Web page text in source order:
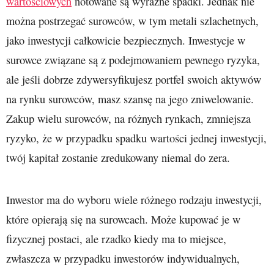
można postrzegać surowców, w tym metali szlachetnych,
jako inwestycji całkowicie bezpiecznych. Inwestycje w
surowce związane są z podejmowaniem pewnego ryzyka,
ale jeśli dobrze zdywersyfikujesz portfel swoich aktywów
na rynku surowców, masz szansę na jego zniwelowanie.
Zakup wielu surowców, na różnych rynkach, zmniejsza
ryzyko, że w przypadku spadku wartości jednej inwestycji,
twój kapitał zostanie zredukowany niemal do zera.
Inwestor ma do wyboru wiele różnego rodzaju inwestycji,
które opierają się na surowcach. Może kupować je w
fizycznej postaci, ale rzadko kiedy ma to miejsce,
zwłaszcza w przypadku inwestorów indywidualnych,